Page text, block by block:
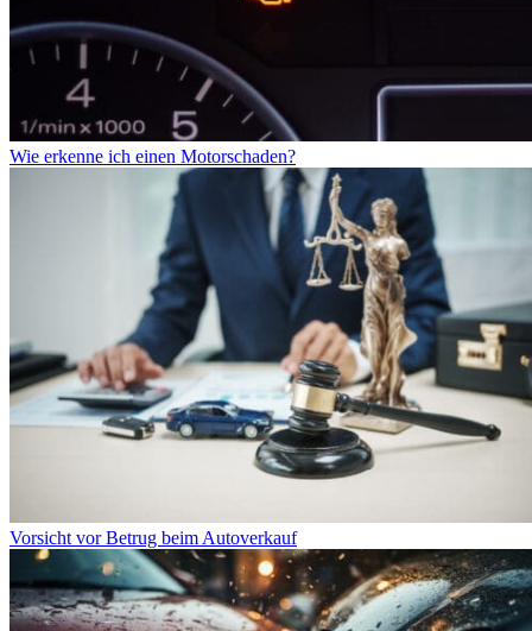
Wie erkenne ich einen Motorschaden?
Vorsicht vor Betrug beim Autoverkauf